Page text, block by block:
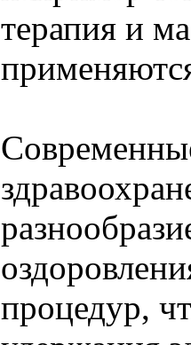
терапия и
процедур,